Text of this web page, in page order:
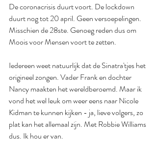
De coronacrisis duurt voort. De lockdown
duurt nog tot 20 april. Geen versoepelingen.
Misschien de 28ste. Genoeg reden dus om
Moois voor Mensen voort te zetten.
Iedereen weet natuurlijk dat de Sinatra'tjes het
origineel zongen. Vader Frank en dochter
Nancy maakten het wereldberoemd. Maar ik
vond het wel leuk om weer eens naar Nicole
Kidman te kunnen kijken - ja, lieve volgers, zo
plat kan het allemaal zijn. Met Robbie Williams
dus. Ik hou er van.